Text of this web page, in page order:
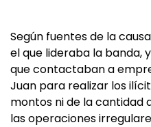
Según fuentes de la
el que lideraba la banda,
que contactaban a
Juan para realizar los
montos ni de la cantidad
las operaciones